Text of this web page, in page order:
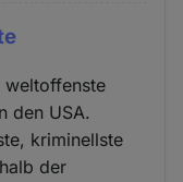
weltoffenste
den USA.
kriminellste
der